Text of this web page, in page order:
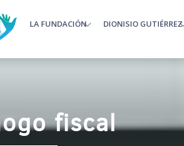
LA FUNDACIÓN DIONISIO GUTIÉRREZ
fiscal